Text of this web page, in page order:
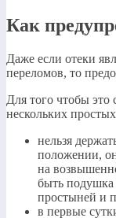
Как
Даже если отеки
переломов, то
Для того чтобы это
нескольких
нельзя
положении,
на
быть
простыней и
в первые